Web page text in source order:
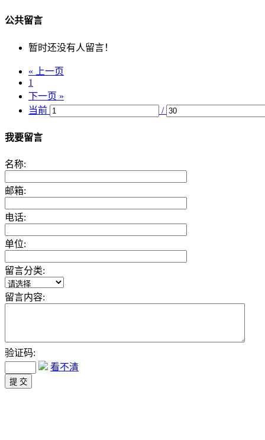
公共留言
暂时还没有人留言！
« 上一页
1
下一页 »
当前
/
我要留言
名称:
邮箱:
电话:
单位:
留言分类:
留言内容:
验证码:
看不清